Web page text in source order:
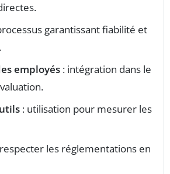
garantissant fiabilité et
employés : intégration dans le
: utilisation pour mesurer les
les réglementations en